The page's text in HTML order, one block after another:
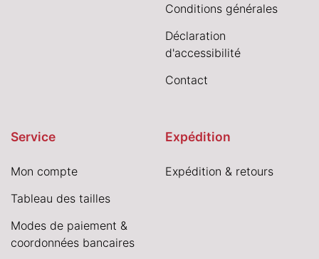
Conditions générales
Déclaration
d'accessibilité
Contact
Service
Mon compte
Tableau des tailles
Modes de paiement &
coordonnées bancaires
Expédition
Expédition & retours